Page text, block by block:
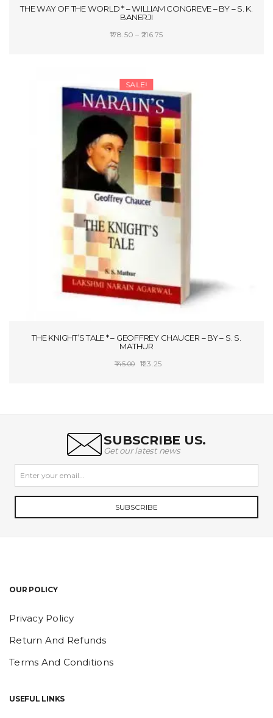
THE WAY OF THE WORLD * – WILLIAM CONGREVE – BY – S. K.
BANERJI
178.50 – 216.75Price
₹216.75
SALE!
THE KNIGHT’S TALE * – GEOFFREY CHAUCER – BY – S. S.
MATHUR
145.00
Original
123.25Current
SUBSCRIBE US.
Get our latest news
SUBSCRIBE
OUR POLICY
Privacy Policy
Return And Refunds
Terms And Conditions
USEFUL LINKS